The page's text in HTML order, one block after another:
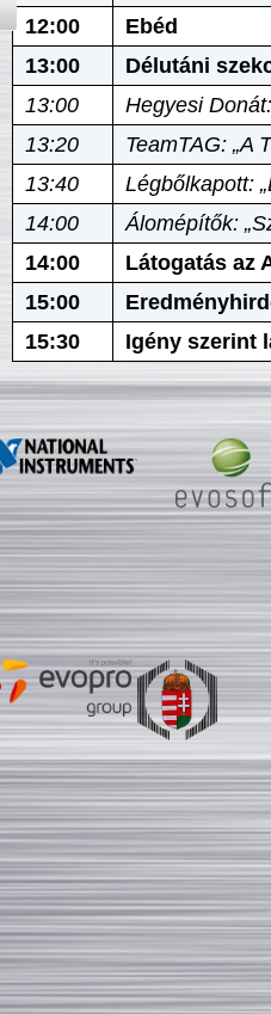
12:00
Ebéd
13:00
Délutáni
13:00
Hegyesi
13:20
TeamTAG: „A
13:40
Légbőlkapott:
14:00
Álomépítők:
14:00
Látogatás az
15:00
15:30
Igény szerint